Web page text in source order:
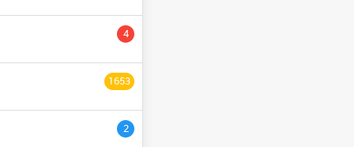
4
1653
2
السنة الثانية